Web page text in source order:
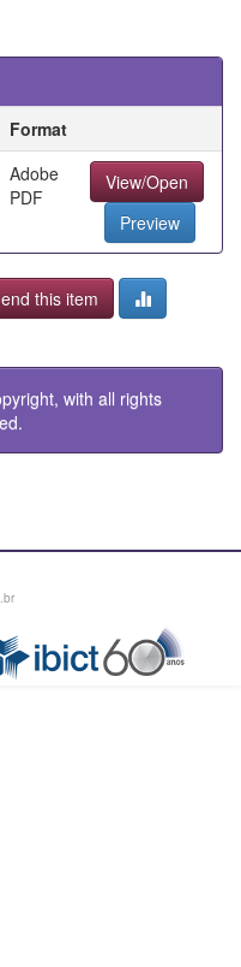
Format
Adobe
PDF
View/Open
Preview
this item
with all rights